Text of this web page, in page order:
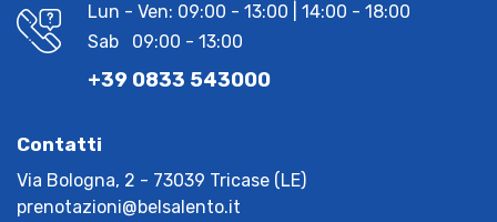
Lun - Ven: 09:00 - 13:00 | 14:00 - 18:00
Sab 09:00 - 13:00
+39 0833 543000
Contatti
Via Bologna, 2 - 73039 Tricase (LE)
prenotazioni@belsalento.it